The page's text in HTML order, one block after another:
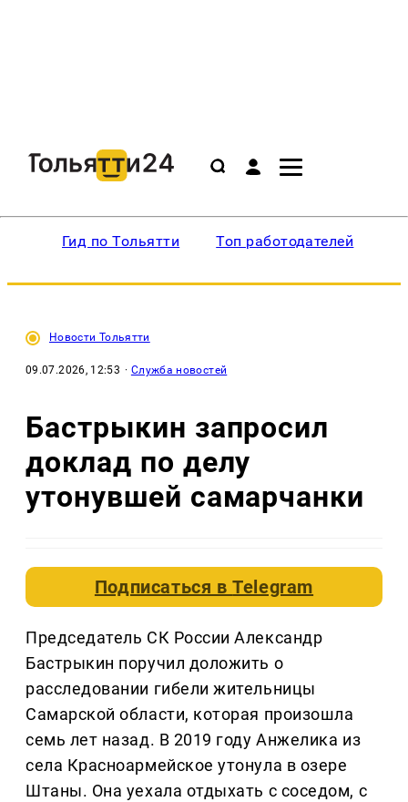
Гид по Тольятти Топ работодателей
Новости Тольятти
09.07.2026, 12:53 · Служба новостей
Бастрыкин запросил
доклад по делу
утонувшей самарчанки
Подписаться вTelegram
Председатель СК России Александр
Бастрыкин поручил доложить о
расследовании гибели жительницы
Самарской области, которая произошла
семь лет назад. В 2019 году Анжелика из
села Красноармейское утонула в озере
Штаны. Она уехала отдыхать с соседом, с